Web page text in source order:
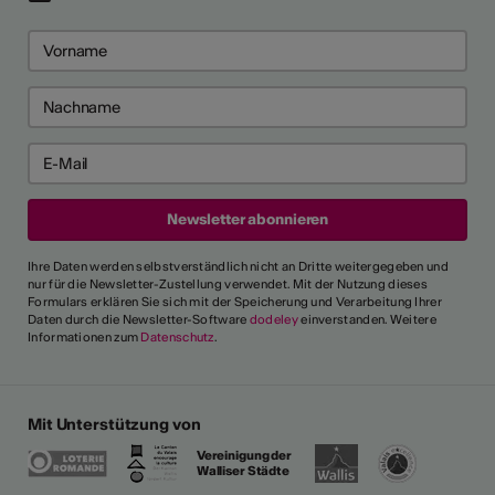
Ihre Daten werden selbstverständlich nicht an Dritte weitergegeben und
nur für die Newsletter-Zustellung verwendet. Mit der Nutzung dieses
Formulars erklären Sie sich mit der Speicherung und Verarbeitung Ihrer
Daten durch die Newsletter-Software dodeleyeinverstanden. Weitere
Informationen zum Datenschutz.
Mit Unterstützung von
Vereinigung der
Walliser Städte